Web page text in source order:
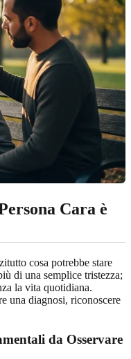
Cara è
cosa potrebbe stare
di una semplice tristezza;
la vita quotidiana.
una diagnosi, riconoscere
da Osservare